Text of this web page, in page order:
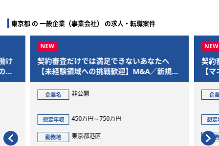
東京都 の 一般企業（事業会社） の求人・転職案件
け
経
契約審査だけでは満足できないあなたへ
【未経験領域への挑戦歓迎】M&A／新規事
業／個人情報／AI領域まで踏み込める“事業
推進法務”を募集
企業名 非公開
想定年収 450万円～750万円
勤務地 東京都港区
契約
【
なキ
人情
務”
企
想定
勤